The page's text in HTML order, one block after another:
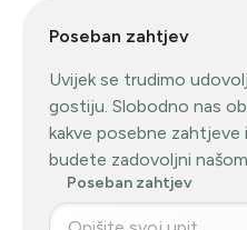
Poseban zahtjev
Uvijek se trudimo
gostiju. Slobodno nas
kakve posebne
budete zadovoljni
Poseban zahtjev